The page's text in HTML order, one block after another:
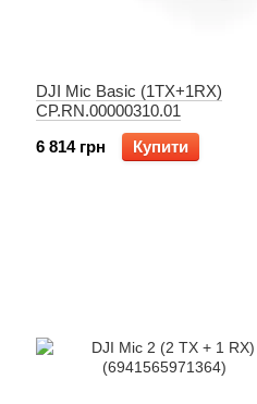
DJI Mic Basic (1TX+1RX)
CP.RN.00000310.01
6 814 грн
Купити